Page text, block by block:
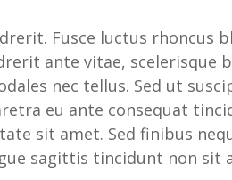
Fusce luctus rhoncus
ante vitae, scelerisque
nec tellus. Sed ut
eu ante consequat
sit amet. Sed finibus
sagittis tincidunt non sit